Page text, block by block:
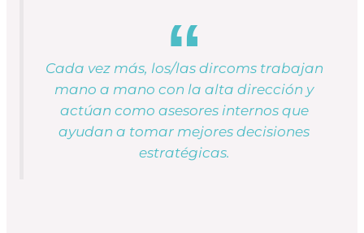
Cada vez más, los/las dircoms trabajan
mano a mano con la alta dirección y
actúan como asesores internos que
ayudan a tomar mejores decisiones
estratégicas.